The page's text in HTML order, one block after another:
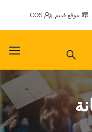
موقع قديم COS